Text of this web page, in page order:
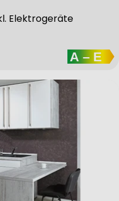
Elektrogeräte